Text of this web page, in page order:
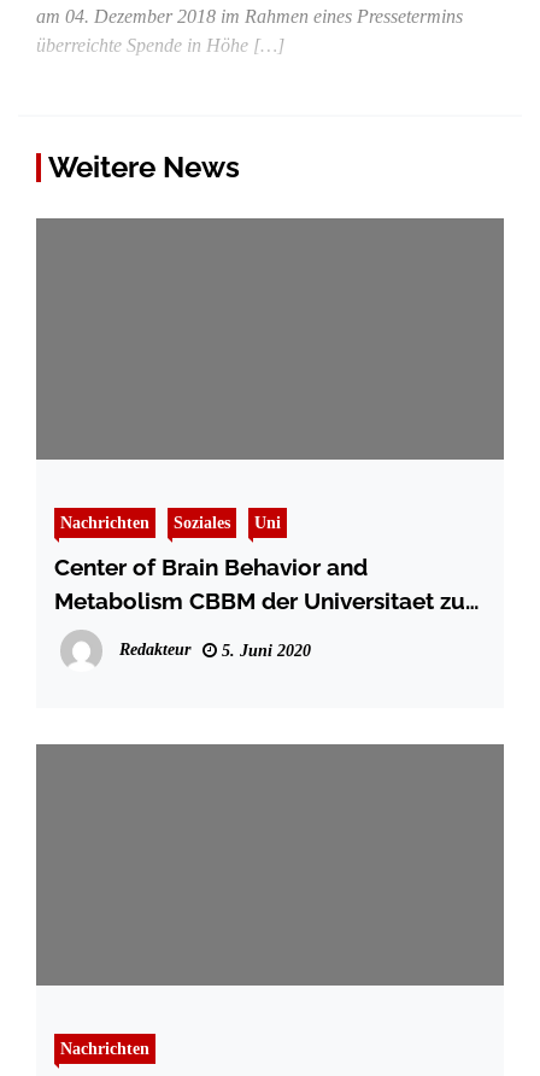
am 04. Dezember 2018 im Rahmen eines Pressetermins
überreichte Spende in Höhe […]
Weitere News
Nachrichten Soziales Uni
Center of Brain Behavior and
Metabolism CBBM der Universitaet zu
Luebeck eröffnet
Redakteur 5. Juni 2020
Nachrichten